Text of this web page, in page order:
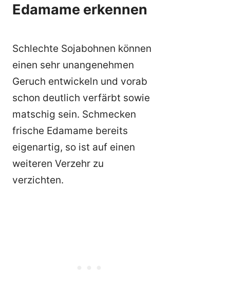
Edamame erkennen
Schlechte Sojabohnen können
einen sehr unangenehmen
Geruch entwickeln und vorab
schon deutlich verfärbt sowie
matschig sein. Schmecken
frische Edamame bereits
eigenartig, so ist auf einen
weiteren Verzehr zu
verzichten.